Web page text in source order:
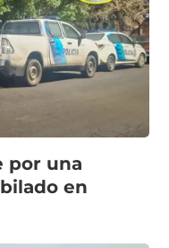
por una
en